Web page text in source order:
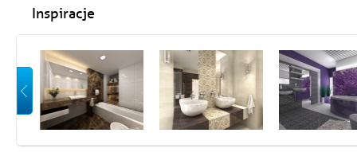
Inspiracje